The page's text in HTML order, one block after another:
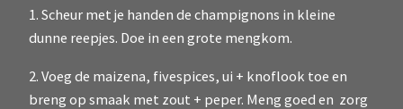
1. Scheur met je handen de champignons in kleine
dunne reepjes. Doe in een grote mengkom.
2. Voeg de maizena, fivespices, ui + knoflook toe en
breng op smaak met zout + peper. Meng goed en zorg